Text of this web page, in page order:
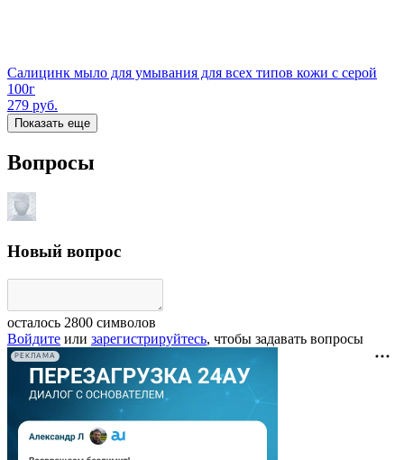
Салицинк мыло для умывания для всех типов кожи с серой
100г
279 руб.
Показать еще
Вопросы
Новый вопрос
осталось 2800 символов
Войдите или зарегистрируйтесь, чтобы задавать вопросы
РЕКЛАМА